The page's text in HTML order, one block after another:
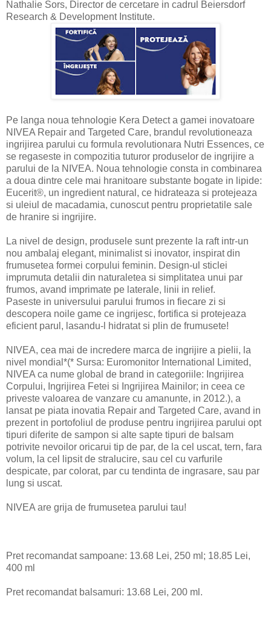
Nathalie Sors, Director de cercetare in cadrul Beiersdorf
Research & Development Institute.
Pe langa noua tehnologie Kera Detect a gamei inovatoare
NIVEA Repair and Targeted Care, brandul revolutioneaza
ingrijirea parului cu formula revolutionara Nutri Essences, ce
se regaseste in compozitia tuturor produselor de ingrijire a
parului de la NIVEA. Noua tehnologie consta in combinarea
a doua dintre cele mai hranitoare substante bogate in lipide:
Eucerit®, un ingredient natural, ce hidrateaza si protejeaza
si uleiul de macadamia, cunoscut pentru proprietatile sale
de hranire si ingrijire.
La nivel de design, produsele sunt prezente la raft intr-un
nou ambalaj elegant, minimalist si inovator, inspirat din
frumusetea formei corpului feminin. Design-ul sticlei
imprumuta detalii din naturaletea si simplitatea unui par
frumos, avand imprimate pe laterale, linii in relief.
Paseste in universului parului frumos in fiecare zi si
descopera noile game ce ingrijesc, fortifica si protejeaza
eficient parul, lasandu-l hidratat si plin de frumusete!
NIVEA, cea mai de incredere marca de ingrijire a pielii, la
nivel mondial*(* Sursa: Euromonitor International Limited,
NIVEA ca nume global de brand in categoriile: Ingrijirea
Corpului, Ingrijirea Fetei si Ingrijirea Mainilor; in ceea ce
priveste valoarea de vanzare cu amanunte, in 2012.), a
lansat pe piata inovatia Repair and Targeted Care, avand in
prezent in portofoliul de produse pentru ingrijirea parului opt
tipuri diferite de sampon si alte sapte tipuri de balsam
potrivite nevoilor oricarui tip de par, de la cel uscat, tern, fara
volum, la cel lipsit de stralucire, sau cel cu varfurile
despicate, par colorat, par cu tendinta de ingrasare, sau par
lung si uscat.
NIVEA are grija de frumusetea parului tau!
Pret recomandat sampoane: 13.68 Lei, 250 ml; 18.85 Lei,
400 ml
Pret recomandat balsamuri: 13.68 Lei, 200 ml.